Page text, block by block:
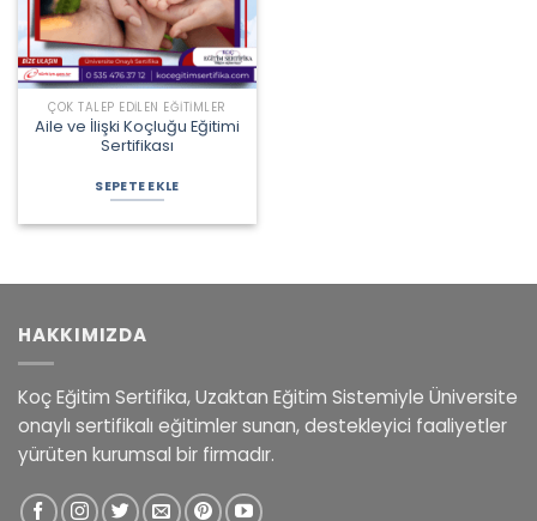
ÇOK TALEP EDILEN EĞITIMLER
Aile ve İlişki Koçluğu Eğitimi
Sertifikası
fiyat:
3.000,00 ₺.
andaki
fiyat:
2.700,00 ₺.
SEPETE EKLE
HAKKIMIZDA
Koç Eğitim Sertifika, Uzaktan Eğitim Sistemiyle Üniversite
onaylı sertifikalı eğitimler sunan, destekleyici faaliyetler
yürüten kurumsal bir firmadır.